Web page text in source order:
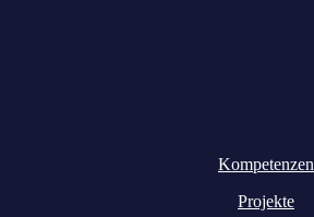
Kompetenzen
Projekte